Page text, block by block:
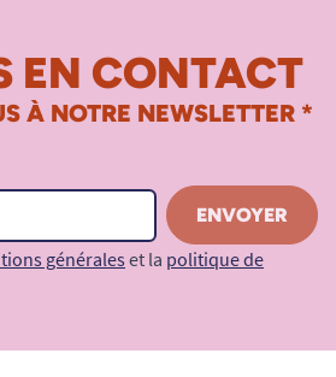
EN CONTACT
À NOTRE NEWSLETTER *
généraleset la politique de